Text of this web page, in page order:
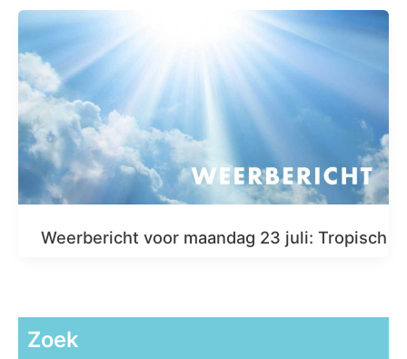
Weerbericht voor maandag 23 juli: Tropisch
Zoek